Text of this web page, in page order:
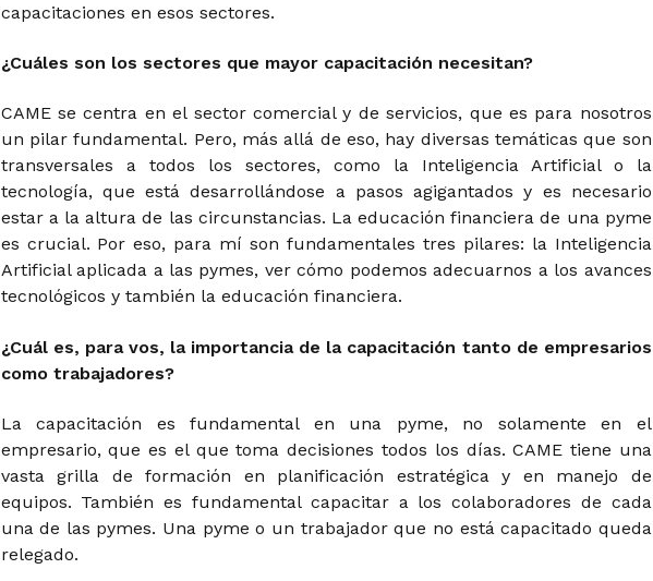
capacitaciones en esos sectores.
¿Cuáles son los sectores que mayor capacitación necesitan?
CAME se centra en el sector comercial y de servicios, que es para nosotros
un pilar fundamental. Pero, más allá de eso, hay diversas temáticas que son
transversales a todos los sectores, como la Inteligencia Artificial o la
tecnología, que está desarrollándose a pasos agigantados y es necesario
estar a la altura de las circunstancias. La educación financiera de una pyme
es crucial. Por eso, para mí son fundamentales tres pilares: la Inteligencia
Artificial aplicada a las pymes, ver cómo podemos adecuarnos a los avances
tecnológicos y también la educación financiera.
¿Cuál es, para vos, la importancia de la capacitación tanto de empresarios
como trabajadores?
La capacitación es fundamental en una pyme, no solamente en el
empresario, que es el que toma decisiones todos los días. CAME tiene una
vasta grilla de formación en planificación estratégica y en manejo de
equipos. También es fundamental capacitar a los colaboradores de cada
una de las pymes. Una pyme o un trabajador que no está capacitado queda
relegado.